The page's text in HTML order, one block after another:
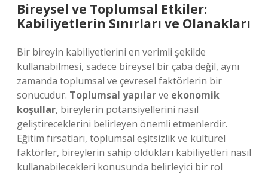
Bireysel ve Toplumsal Etkiler:
Kabiliyetlerin Sınırları ve Olanakları
Bir bireyin kabiliyetlerini en verimli şekilde
kullanabilmesi, sadece bireysel bir çaba değil, aynı
zamanda toplumsal ve çevresel faktörlerin bir
sonucudur. Toplumsal yapılarve ekonomik
koşullar, bireylerin potansiyellerini nasıl
geliştireceklerini belirleyen önemli etmenlerdir.
Eğitim fırsatları, toplumsal eşitsizlik ve kültürel
faktörler, bireylerin sahip oldukları kabiliyetleri nasıl
kullanabilecekleri konusunda belirleyici bir rol